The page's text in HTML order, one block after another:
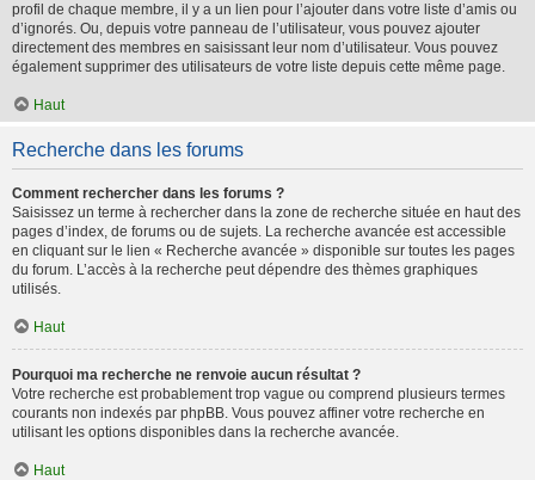
profil de chaque membre, il y a un lien pour l’ajouter dans votre liste d’amis ou
d’ignorés. Ou, depuis votre panneau de l’utilisateur, vous pouvez ajouter
directement des membres en saisissant leur nom d’utilisateur. Vous pouvez
également supprimer des utilisateurs de votre liste depuis cette même page.
Haut
Recherche dans les forums
Comment rechercher dans les forums ?
Saisissez un terme à rechercher dans la zone de recherche située en haut des
pages d’index, de forums ou de sujets. La recherche avancée est accessible
en cliquant sur le lien « Recherche avancée » disponible sur toutes les pages
du forum. L’accès à la recherche peut dépendre des thèmes graphiques
utilisés.
Haut
Pourquoi ma recherche ne renvoie aucun résultat ?
Votre recherche est probablement trop vague ou comprend plusieurs termes
courants non indexés par phpBB. Vous pouvez affiner votre recherche en
utilisant les options disponibles dans la recherche avancée.
Haut